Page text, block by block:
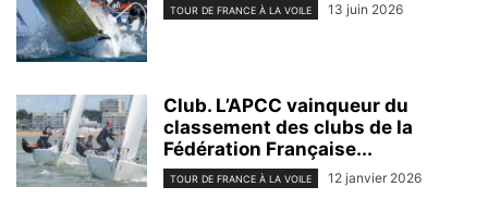
TOUR DE FRANCE À LA VOILE 13 juin 2026
Club. L’APCC vainqueur du
classement des clubs de la
Fédération Française...
TOUR DE FRANCE À LA VOILE 12 janvier 2026